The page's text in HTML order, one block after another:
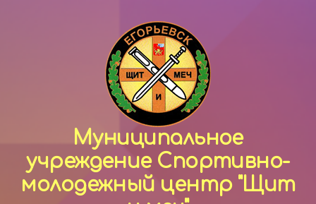
Муниципальное
учреждение Спортивно-
молодежный центр "Щит